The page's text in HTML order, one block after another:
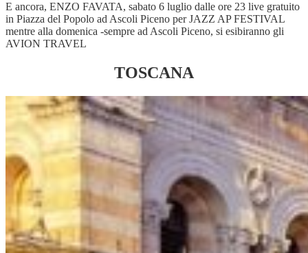
E ancora, ENZO FAVATA, sabato 6 luglio dalle ore 23 live gratuito
in Piazza del Popolo ad Ascoli Piceno per JAZZ AP FESTIVAL
mentre alla domenica -sempre ad Ascoli Piceno, si esibiranno gli
AVION TRAVEL
TOSCANA